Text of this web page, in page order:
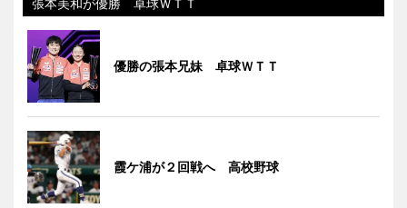
優勝の張本兄妹 卓球ＷＴＴ
霞ケ浦が２回戦へ 高校野球